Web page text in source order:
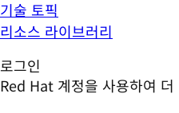
기술 토픽
리소스 라이브러리
로그인
Red Hat 계정을 사용하여